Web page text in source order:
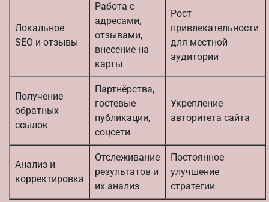
Локальное
SEO и отзывы
Работа с
адресами,
отзывами,
внесение на
карты
Рост
привлекательности
для местной
аудитории
Получение
обратных
ссылок
Партнёрства,
гостевые
публикации,
соцсети
Укрепление
авторитета сайта
Анализ и
корректировка
Отслеживание
результатов и
их анализ
Постоянное
улучшение
стратегии